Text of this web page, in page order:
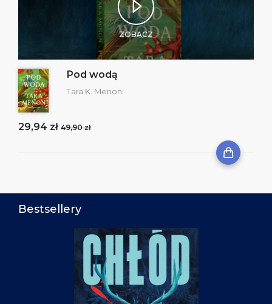
ZOBACZ
Pod wodą
Tara K. Menon
29,94 zł 49,90 zł
Bestsellery